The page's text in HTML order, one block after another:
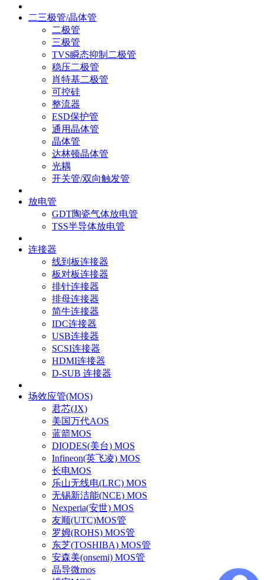
二三极管/晶体管
二极管
三极管
TVS瞬态抑制二极管
稳压二极管
肖特基二极管
可控硅
整流器
ESD保护管
通用晶体管
晶体管
达林顿晶体管
光耦
开关管/双向触发管
放电管
GDT陶瓷气体放电管
TSS半导体放电管
连接器
线到板连接器
板对板连接器
排针连接器
排母连接器
简牛连接器
IDC连接器
USB连接器
SCSI连接器
HDMI连接器
D-SUB 连接器
场效应管(MOS)
君芯(JX)
美国万代AOS
蓝箭MOS
DIODES(美台) MOS
Infineon(英飞凌) MOS
长电MOS
乐山无线电(LRC) MOS
无锡新洁能(NCE) MOS
Nexperia(安世) MOS
友顺(UTC)MOS管
罗姆(ROHS) MOS管
东芝(TOSHIBA) MOS管
安森美(onsemi) MOS管
晶导微mos